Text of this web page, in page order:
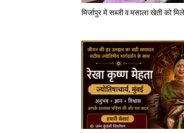
मिर्जापुर में सब्जी व मसाला खेती को